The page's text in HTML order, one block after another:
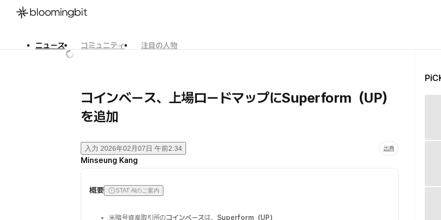
ニュース コミュニティ
注目の人物
コインベース、上場ロードマップにSuperform（UP）
を追加
入力 2026年02月07日 午前2:34 出典
Minseung Kang
概要 STAT AIのご案内
米暗号資産取引所のコインベースは、 Superform（UP）